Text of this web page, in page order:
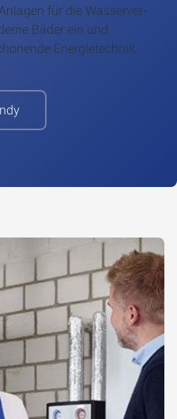
für die Wasserver-
Bäder ein und
Energietechnik.